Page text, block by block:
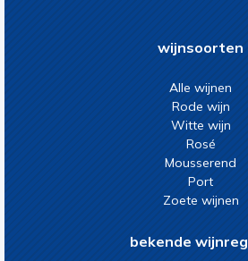
wijnsoorten
Alle wijnen
Rode wijn
Witte wijn
Rosé
Mousserend
Port
Zoete wijnen
bekende